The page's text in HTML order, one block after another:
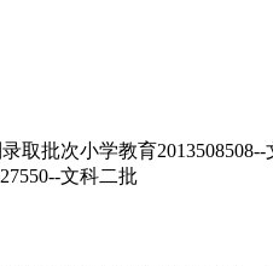
批次小学教育2013508508--
文科二批